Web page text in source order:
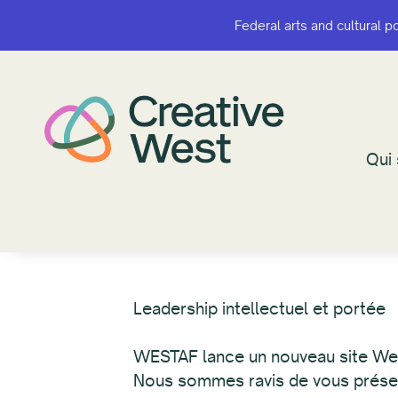
Federal arts and cultural
Qui
Federal arts and cultural
Qui
Leadership intellectuel et
WESTAF lance un nouveau site
Nous sommes ravis de vous